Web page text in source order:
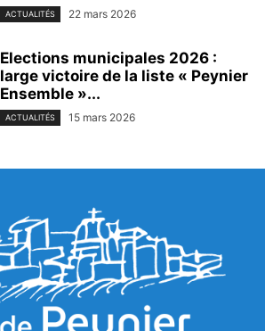
ACTUALITÉS 22 mars 2026
Elections municipales 2026 :
large victoire de la liste « Peynier
Ensemble »...
ACTUALITÉS 15 mars 2026